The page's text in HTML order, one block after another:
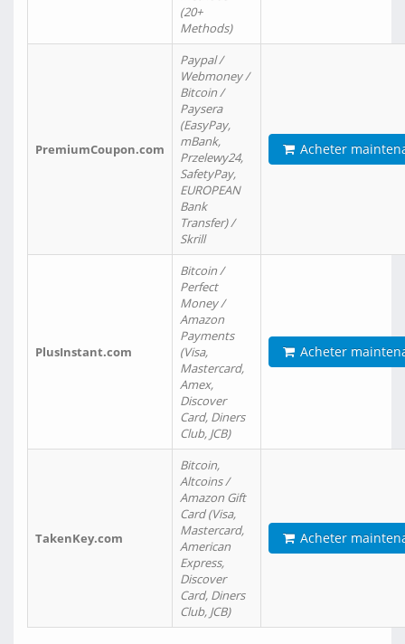
(20+
Methods)
PremiumCoupon.com
Paypal /
Webmoney /
Bitcoin /
Paysera
(EasyPay,
mBank,
Przelewy24,
SafetyPay,
EUROPEAN
Bank
Transfer) /
Skrill
Acheter
PlusInstant.com
Bitcoin /
Perfect
Money /
Amazon
Payments
(Visa,
Mastercard,
Amex,
Discover
Card, Diners
Club, JCB)
Acheter
TakenKey.com
Bitcoin,
Altcoins /
Amazon Gift
Card (Visa,
Mastercard,
American
Express,
Discover
Card, Diners
Club, JCB)
Acheter